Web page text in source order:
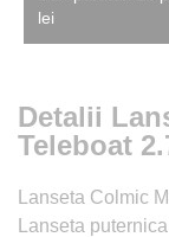
lei
Detalii
Teleboat
Lanseta Colmic
Lanseta